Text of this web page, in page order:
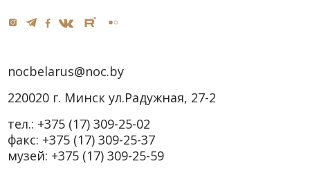
nocbelarus@noc.by
220020 г. Минск ул.Радужная, 27-2
тел.: +375 (17) 309-25-02
факс: +375 (17) 309-25-37
музей: +375 (17) 309-25-59